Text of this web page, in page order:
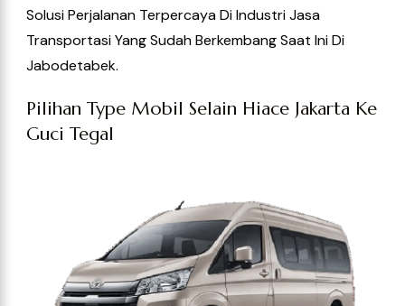
Solusi Perjalanan Terpercaya Di Industri Jasa
Transportasi Yang Sudah Berkembang Saat IniDi
Jabodetabek.
Pilihan Type Mobil Selain Hiace Jakarta Ke
Guci Tegal